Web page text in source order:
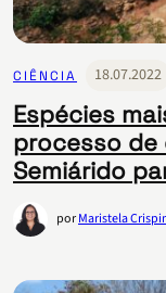
CIÊNCIA 18.07.2022
Espécies
processo
Semiárido
porMaristela